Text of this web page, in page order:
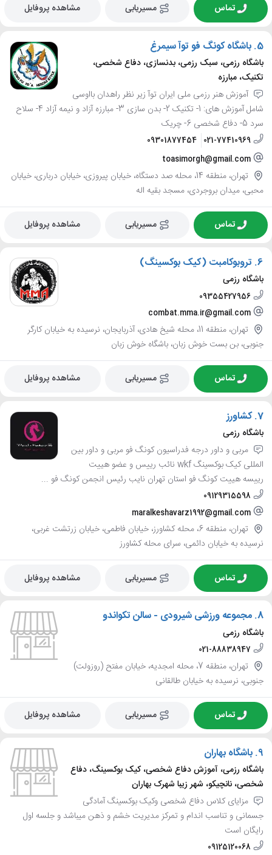
تماس مسیریابی مشاهده پروفایل
5. باشگاه کونگ فو توآ سیمرغ
باشگاه رزمی، سبک رزمی، بدنسازی، دفاع شخصی،
تکنیک، مبارزه
آموزش هنر رزمی ملی ایران توآ زیر نظر راهدان بااوسی
شامل آموزش های: 1- تکنیک 2- بدن سازی 3- مبارزه آزاد و نیمه آزاد 4- سلاح
سرد 5- دفاع شخصی 6- چریک
021-77410969
09301877454
toasimorgh@gmail.com
تهران، منطقه 14، محله صد دستگاه، خیابان پیروزی، خیابان درباری، خیابان
محبی، میدان بروجردی، مسجد بقیه اله
تماس مسیریابی مشاهده پروفایل
6. تروبوکامبت (کیک بوکسینگ)
باشگاه رزمی
09355427956
combat.mma.ir@gmail.com
تهران، منطقه 11، محله شیخ هادی، آذربایجان، نرسیده به خیابان کارگر
جنوبی، بن بست خوش زبان، باشگاه خوش زبان
تماس مسیریابی مشاهده پروفایل
7. کشاورز
باشگاه رزمی
مربی و داور درجه فدراسیون کونگ فو مربی و داور بین
المللی کیک بوکسینگ wkf نائب رییس و عضو هییت
رییسه هییت کونگ فو استان تهران نایب رئیس انجمن کونگ فو ...
09129315598
maralkeshavarz1992@gmail.com
تهران، منطقه 6، محله کشاورز، خیابان فاطمی، خیابان زرتشت غربی،
نرسیده به خیابان دائمی، سرای محله کشاورز
تماس مسیریابی مشاهده پروفایل
8. مجموعه ورزشی شیرودی - سالن تکواندو
باشگاه رزمی
021-88838947
تهران، منطقه 7، محله امجدیه، خیابان مفتح (روزولت)
جنوبی، نرسیده به خیابان طالقانی
تماس مسیریابی مشاهده پروفایل
9. باشگاه بهاران
باشگاه رزمی، آموزش دفاع شخصی، کیک بوکسینگ، دفاع
شخصی، نانچیکو، شهر زیبا شهرک بهاران
مزایای کلاس دفاع شخصی وکیک بوکسینگ آمادگی
جسمانی و تناسب اندام و تمرکز مدیریت خشم و ذهن میباشد و جلسه اول
رایگان است
09125120068